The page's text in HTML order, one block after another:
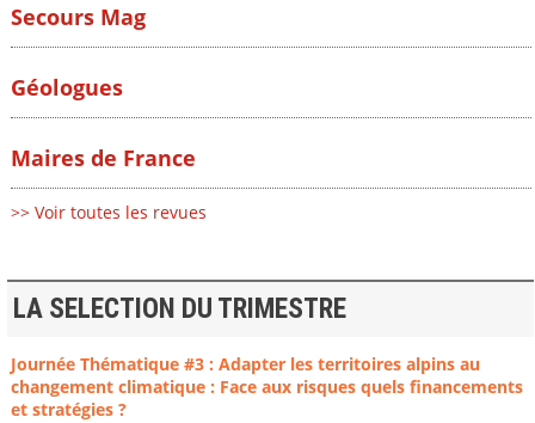
Secours Mag
Géologues
Maires de France
>> Voir toutes les revues
LA SELECTION DU TRIMESTRE
Journée Thématique #3 : Adapter les territoires alpins au
changement climatique : Face aux risques quels financements
et stratégies ?